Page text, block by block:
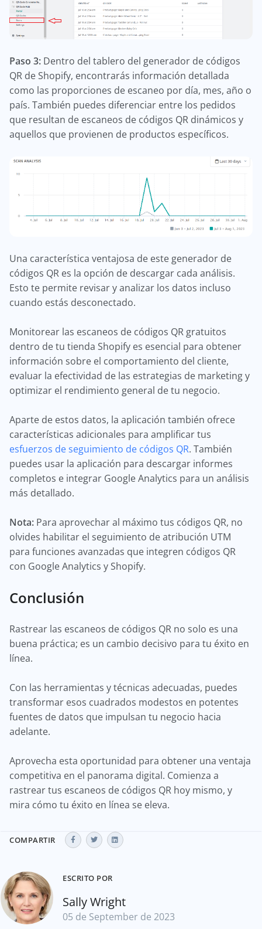
Paso 3: Dentro del tablero del generador de códigos
QR de Shopify, encontrarás información detallada
como las proporciones de escaneo por día, mes, año o
país. También puedes diferenciar entre los pedidos
que resultan de escaneos de códigos QR dinámicos y
aquellos que provienen de productos específicos.
Una característica ventajosa de este generador de
códigos QR es la opción de descargar cada análisis.
Esto te permite revisar y analizar los datos incluso
cuando estás desconectado.
Monitorear las escaneos de códigos QR gratuitos
dentro de tu tienda Shopify es esencial para obtener
información sobre el comportamiento del cliente,
evaluar la efectividad de las estrategias de marketing y
optimizar el rendimiento general de tu negocio.
Aparte de estos datos, la aplicación también ofrece
características adicionales para amplificar tus
esfuerzos de seguimiento de códigos QR. También
puedes usar la aplicación para descargar informes
completos e integrar Google Analytics para un análisis
más detallado.
Nota: Para aprovechar al máximo tus códigos QR, no
olvides habilitar el seguimiento de atribución UTM
para funciones avanzadas que integren códigos QR
con Google Analytics y Shopify.
Conclusión
Rastrear las escaneos de códigos QR no solo es una
buena práctica; es un cambio decisivo para tu éxito en
línea.
Con las herramientas y técnicas adecuadas, puedes
transformar esos cuadrados modestos en potentes
fuentes de datos que impulsan tu negocio hacia
adelante.
Aprovecha esta oportunidad para obtener una ventaja
competitiva en el panorama digital. Comienza a
rastrear tus escaneos de códigos QR hoy mismo, y
mira cómo tu éxito en línea se eleva.
COMPARTIR
ESCRITO POR
Sally Wright
05 de September de 2023